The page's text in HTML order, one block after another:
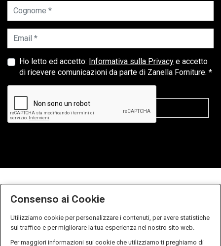
Cognome *
Email *
Ho letto ed accetto: Informativa sulla Privacy e accetto
di ricevere comunicazioni da parte di Zanella Forniture. *
Consenso ai Cookie
Utilizziamo cookie per personalizzare i contenuti, per avere statistiche
sul traffico e per migliorare la tua esperienza nel nostro sito web.
Per maggiori informazioni sui cookie che utilizziamo ti preghiamo di